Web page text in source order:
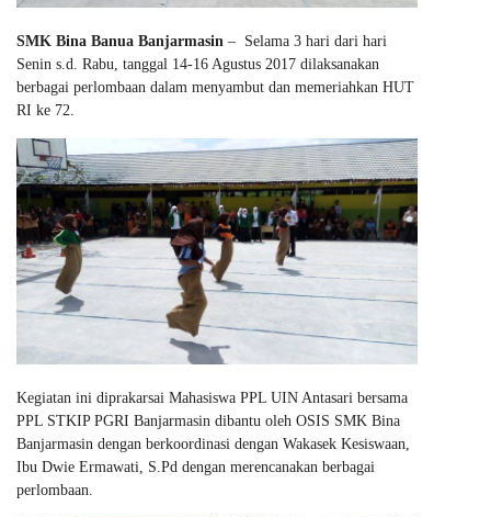
SMK Bina Banua Banjarmasin – Selama 3 hari dari hari
Senin s.d. Rabu, tanggal 14-16 Agustus 2017 dilaksanakan
berbagai perlombaan dalam menyambut dan memeriahkan HUT
RI ke 72.
Kegiatan ini diprakarsai Mahasiswa PPL UIN Antasari bersama
PPL STKIP PGRI Banjarmasin dibantu oleh OSIS SMK Bina
Banjarmasin dengan berkoordinasi dengan Wakasek Kesiswaan,
Ibu Dwie Ermawati, S.Pd dengan merencanakan berbagai
perlombaan.